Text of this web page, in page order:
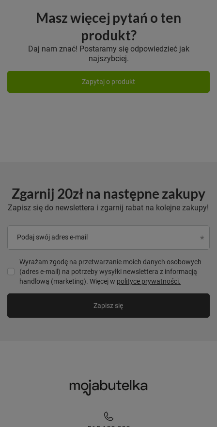
Masz więcej pytań o ten
produkt?
Daj nam znać! Postaramy się odpowiedzieć jak
najszybciej.
Zapytaj o produkt
Zgarnij 20zł na następne zakupy
Zapisz się do newslettera i zgarnij rabat na kolejne zakupy!
Podaj swój adres e-mail
Wyrażam zgodę na przetwarzanie moich danych osobowych
(adres e-mail) na potrzeby wysyłki newslettera z informacją
handlową (marketing). Więcej w polityce prywatności.
Zapisz się